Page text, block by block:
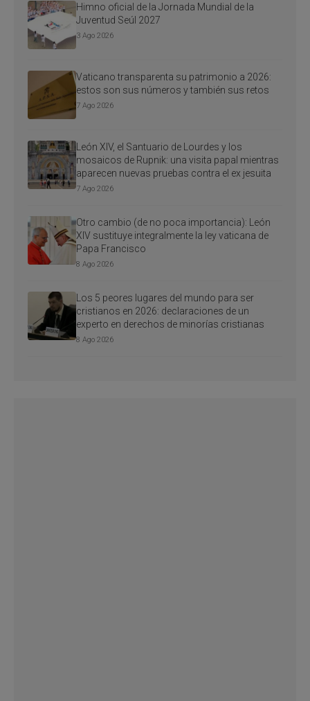
Himno oficial de la Jornada Mundial de la
Juventud Seúl 2027
3 Ago 2026
Vaticano transparenta su patrimonio a 2026:
estos son sus números y también sus retos
7 Ago 2026
León XIV, el Santuario de Lourdes y los
mosaicos de Rupnik: una visita papal mientras
aparecen nuevas pruebas contra el ex jesuita
7 Ago 2026
Otro cambio (de no poca importancia): León
XIV sustituye integralmente la ley vaticana de
Papa Francisco
8 Ago 2026
Los 5 peores lugares del mundo para ser
cristianos en 2026: declaraciones de un
experto en derechos de minorías cristianas
8 Ago 2026